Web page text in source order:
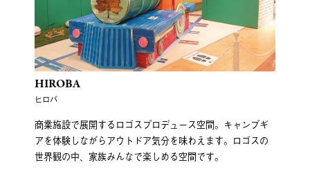
HIROBA
ヒロバ
商業施設で展開するロゴスプロデュース空間。キャンプギ
アを体験しながらアウトドア気分を味わえます。ロゴスの
世界観の中、家族みんなで楽しめる空間です。